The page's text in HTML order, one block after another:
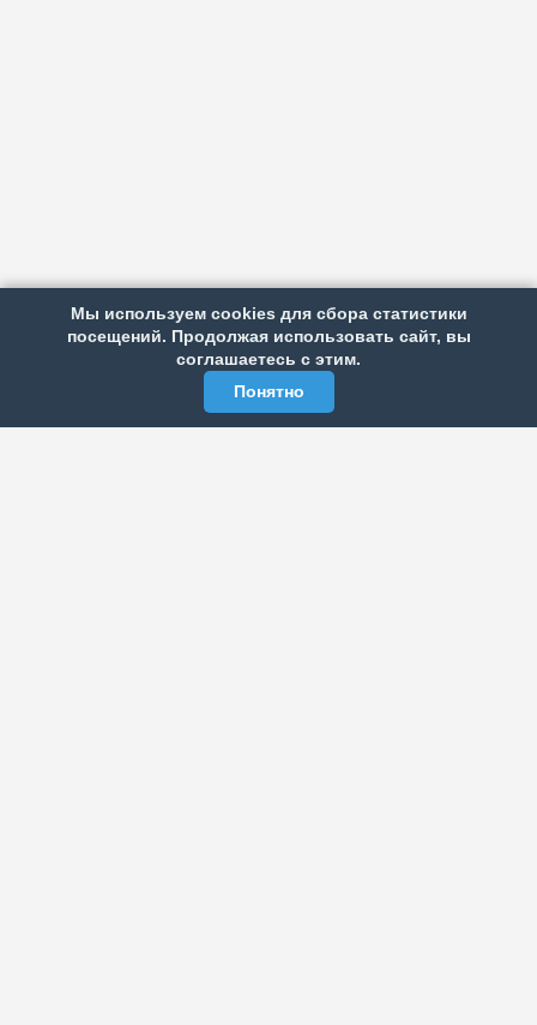
МЫ В СОЦСЕТЯХ
Мы используем cookies для сбора статистики
посещений. Продолжая использовать сайт, вы
соглашаетесь с этим.
Понятно